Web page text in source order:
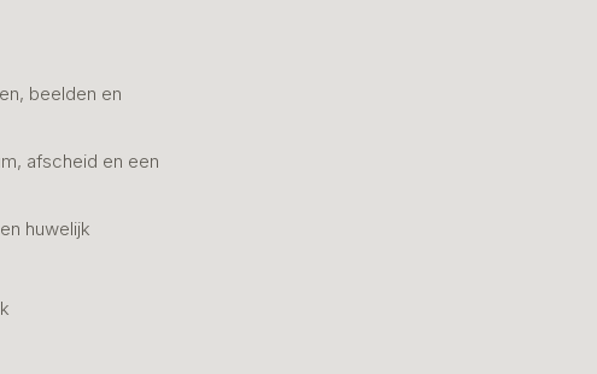
beelden en
afscheid en een
huwelijk